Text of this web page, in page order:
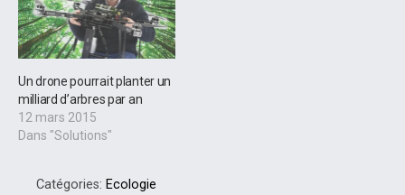
Un drone pourrait planter un
milliard d’arbres par an
12 mars 2015
Dans "Solutions"
Catégories: Ecologie